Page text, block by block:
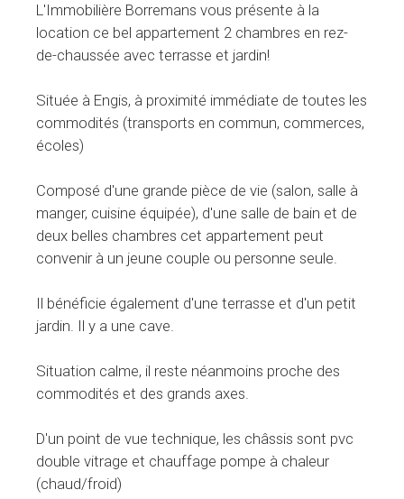
L'Immobilière Borremans vous présente à la
location ce bel appartement 2 chambres en rez-
de-chaussée avec terrasse et jardin!
Située à Engis, à proximité immédiate de toutes les
commodités (transports en commun, commerces,
écoles)
Composé d'une grande pièce de vie (salon, salle à
manger, cuisine équipée), d'une salle de bain et de
deux belles chambres cet appartement peut
convenir à un jeune couple ou personne seule.
Il bénéficie également d'une terrasse et d'un petit
jardin. Il y a une cave.
Situation calme, il reste néanmoins proche des
commodités et des grands axes.
D'un point de vue technique, les châssis sont pvc
double vitrage et chauffage pompe à chaleur
(chaud/froid)